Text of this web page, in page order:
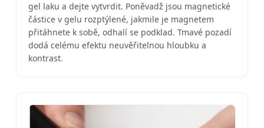
gel laku a dejte vytvrdit. Poněvadž jsou magnetické
částice v gelu rozptýlené, jakmile je magnetem
přitáhnete k sobě, odhalí se podklad. Tmavé pozadí
dodá celému efektu neuvěřitelnou hloubku a
kontrast.